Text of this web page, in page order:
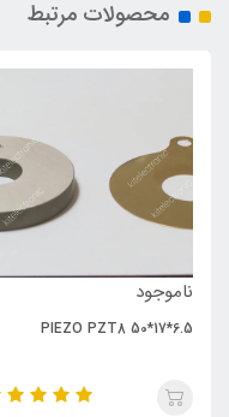
محصولات مرتبط
ناموجود
PIEZO PZT8 50*17*6.5